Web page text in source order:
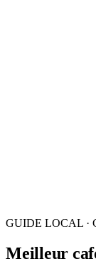
GUIDE LOCAL ·
Meilleur